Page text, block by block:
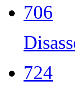
706
724